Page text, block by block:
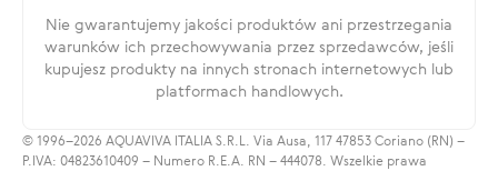
Nie gwarantujemy jakości produktów ani przestrzegania
warunków ich przechowywania przez sprzedawców, jeśli
kupujesz produkty na innych stronach internetowych lub
platformach handlowych.
© 1996–2026 AQUAVIVA ITALIA S.R.L. Via Ausa, 117 47853 Coriano (RN) –
P.IVA: 04823610409 – Numero R.E.A. RN – 444078. Wszelkie prawa